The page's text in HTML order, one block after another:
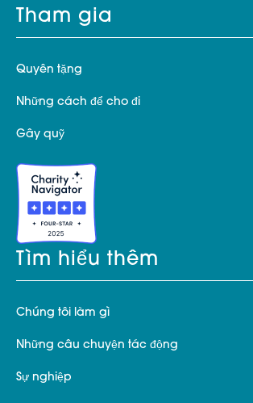
Tham gia
Quyên tặng
Những cách để cho đi
Gây quỹ
Tìm hiểu thêm
Chúng tôi làm gì
Những câu chuyện tác động
Sự nghiệp